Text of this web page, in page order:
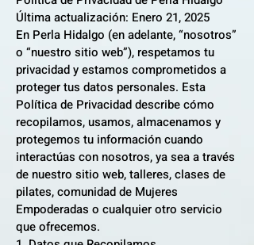
Última actualización: Enero 21, 2025
En Perla Hidalgo (en adelante, “nosotros”
o “nuestro sitio web”), respetamos tu
privacidad y estamos comprometidos a
proteger tus datos personales. Esta
Política de Privacidad describe cómo
recopilamos, usamos, almacenamos y
protegemos tu información cuando
interactúas con nosotros, ya sea a través
de nuestro sitio web, talleres, clases de
pilates, comunidad de Mujeres
Empoderadas o cualquier otro servicio
que ofrecemos.